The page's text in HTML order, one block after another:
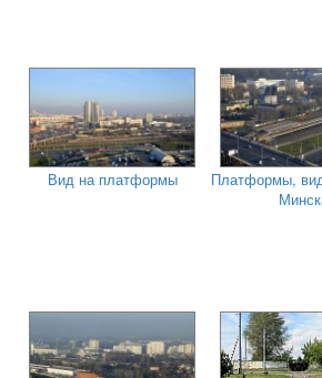
Вид на платформы
Платформы,